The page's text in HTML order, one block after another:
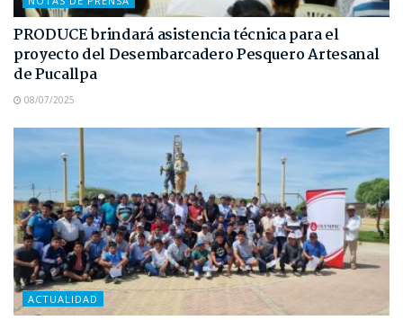
PRODUCE brindará asistencia técnica para el
proyecto del Desembarcadero Pesquero Artesanal
de Pucallpa
08/07/2025
ACTUALIDAD